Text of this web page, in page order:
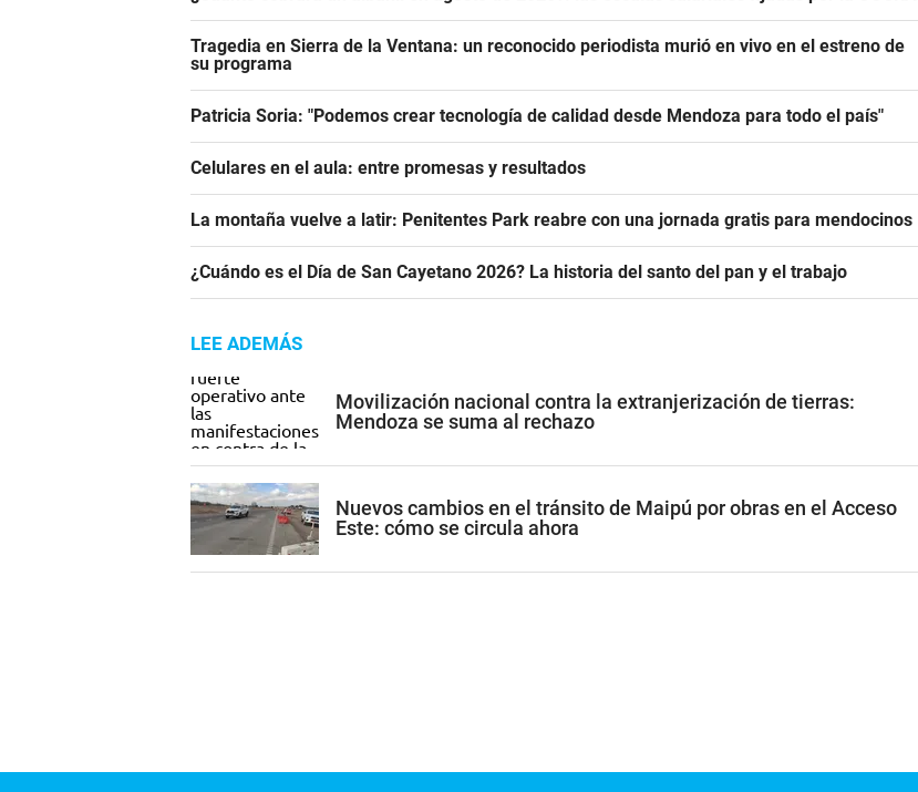
Tragedia en Sierra de la Ventana: un reconocido periodista murió en vivo en el estreno de
su programa
Patricia Soria: "Podemos crear tecnología de calidad desde Mendoza para todo el país"
Celulares en el aula: entre promesas y resultados
La montaña vuelve a latir: Penitentes Park reabre con una jornada gratis para mendocinos
¿Cuándo es el Día de San Cayetano 2026? La historia del santo del pan y el trabajo
LEE ADEMÁS
Movilización nacional contra la extranjerización de tierras:
Mendoza se suma al rechazo
Nuevos cambios en el tránsito de Maipú por obras en el Acceso
Este: cómo se circula ahora